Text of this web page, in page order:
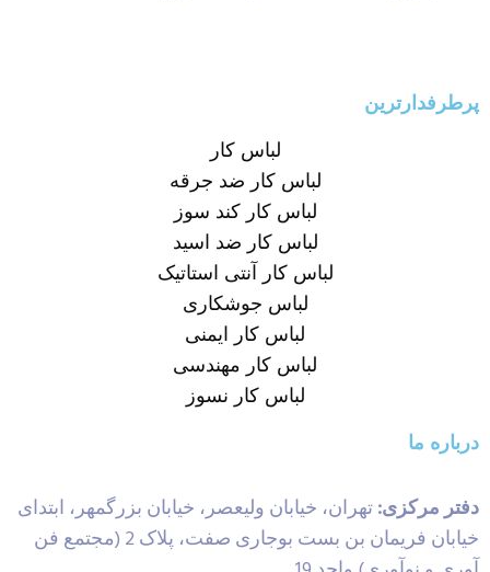
پرطرفدارترین
لباس کار
لباس کار ضد جرقه
لباس کار کند سوز
لباس کار ضد اسید
لباس کار آنتی استاتیک
لباس جوشکاری
لباس کار ایمنی
لباس کار مهندسی
لباس کار نسوز
درباره ما
دفتر مرکزی:تهران، خیابان ولیعصر، خیابان بزرگمهر، ابتدای
خیابان فریمان بن بست بوجاری صفت، پلاک 2 (مجتمع فن